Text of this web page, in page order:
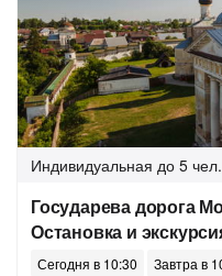
Индивидуальная до 5 чел.
Государева дорога
Остановка и
Сегодня в 10:30 Завтра в